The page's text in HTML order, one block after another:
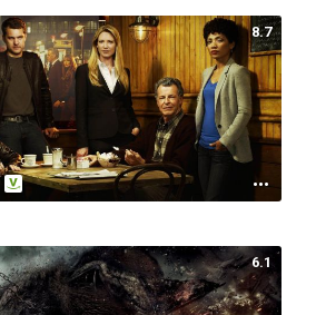
8.7
6.1